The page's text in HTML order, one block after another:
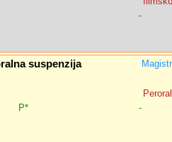
-
suspenzija
P*
-